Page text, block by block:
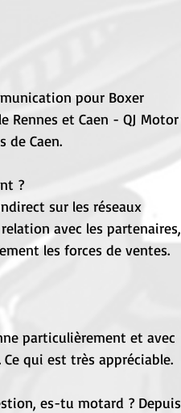
pour Boxer
Rennes et Caen - QJ Motor
de Caen.
?
sur les réseaux
avec les partenaires,
les forces de ventes.
particulièrement et avec
qui est très appréciable.
es-tu motard ? Depuis